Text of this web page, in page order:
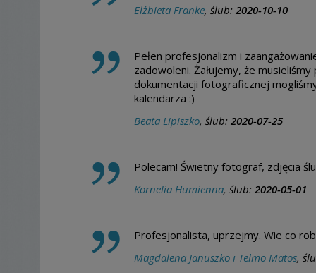
Elżbieta Franke, ślub: 2020-10-10
Pełen profesjonalizm i
zadowoleni. Żałujemy, że
dokumentacji fotograficznej
kalendarza :)
Beata Lipiszko, ślub: 2020-07-25
Polecam! Świetny fotograf, zdjęcia
Kornelia Humienna, ślub: 2020-05-01
Profesjonalista, uprzejmy. Wie co
Magdalena Januszko i Telmo Matos,